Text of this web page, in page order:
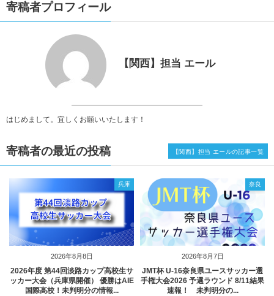
寄稿者プロフィール
【関西】担当 エール
はじめまして。宜しくお願いいたします！
寄稿者の最近の投稿
2026年8月8日
兵庫
2026年度 第44回淡路カップ高校生サ
ッカー大会（兵庫県開催） 優勝はAIE
国際高校！未判明分の情報...
2026年8月7日
奈良
JMT杯 U-16奈良県ユースサッカー選
手権大会2026 予選ラウンド 8/11結果
速報！ 未判明分の...
【関西】担当 エールの記事一覧